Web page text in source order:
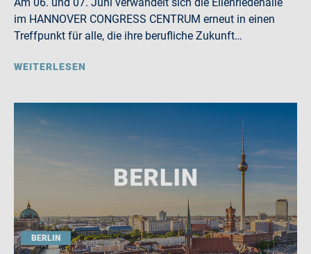
im HANNOVER CONGRESS CENTRUM erneut in einen
Treffpunkt für alle, die ihre berufliche Zukunft…
WEITERLESEN
BERLIN